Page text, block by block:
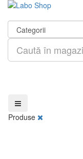
Produse